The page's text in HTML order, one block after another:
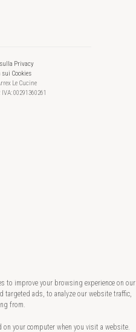
Privacy
Cookies
Le Cucine
IVA: 00291360261
to improve your browsing experience on our
ads, to analyze our website traffic,
from.
your computer when you visit a website.